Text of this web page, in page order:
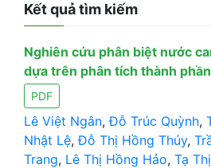
Kết quả tìm kiếm
Nghiên cứu phân biệt nước
dựa trên phân tích thành
PDF
Lê Việt Ngân,Đỗ Trúc Quỳnh,
Nhật Lệ,Đỗ Thị Hồng Thúy,
Trang, Lê Thị Hồng Hảo, Tạ